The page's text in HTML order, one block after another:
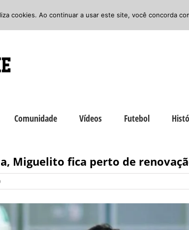
Comunidade Vídeos Futebol
Miguelito fica perto de
cookies. Ao continuar a usar este site, você concorda